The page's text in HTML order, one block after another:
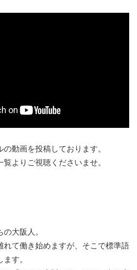
動画を投稿しております。
よりご視聴くださいませ。
大阪人。
れて働き始めますが、そこで標準語
す。